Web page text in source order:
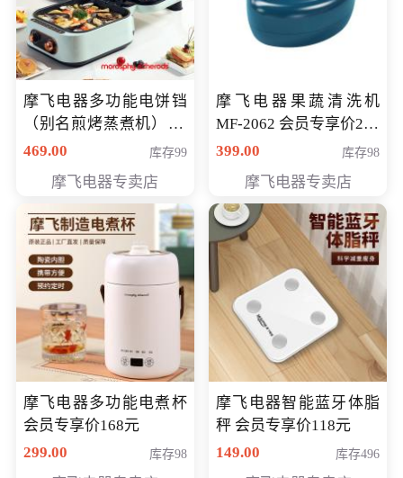
摩飞电器多功能电饼铛
（别名煎烤蒸煮机） 型
号MF-8888B 会员专享
469.00 库存99
摩飞电器专卖店
摩飞电器果蔬清洗机
MF-2062 会员专享价268
元
399.00 库存98
摩飞电器专卖店
摩飞电器多功能电煮杯
会员专享价168元
299.00
库存98
摩飞电器智能蓝牙体脂
秤 会员专享价118元
149.00
库存496